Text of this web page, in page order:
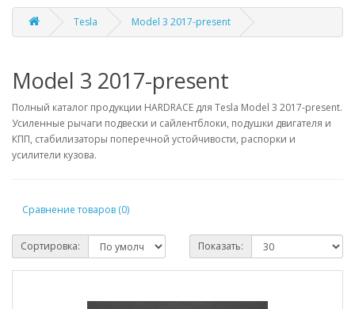
Tesla Model 3 2017-present
Model 3 2017-present
Полный каталог продукции HARDRACE для Tesla Model 3 2017-present.
Усиленные рычаги подвески и сайлентблоки, подушки двигателя и
КПП, стабилизаторы поперечной устойчивости, распорки и
усилители кузова.
Сравнение товаров (0)
Сортировка: Показать: